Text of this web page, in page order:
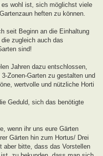
wohl ist, sich möglichst viele
heften zu können.
seit Beginn an die Einhaltung
zugleich auch das
sind!
Jahren dazu entschlossen,
Zonen-Garten zu gestalten und
wertvolle und nützliche Horti
Geduld, sich das benötigte
wenn ihr uns eure Gärten
Gärten hin zum Hortus/ Drei
aber bitte, dass das Vorstellen